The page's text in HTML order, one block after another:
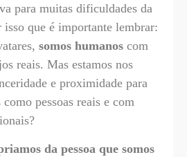
para muitas dificuldades da
que é importante lembrar:
somos humanos com
reais. Mas estamos nos
e proximidade para
pessoas reais e com
da pessoa que somos